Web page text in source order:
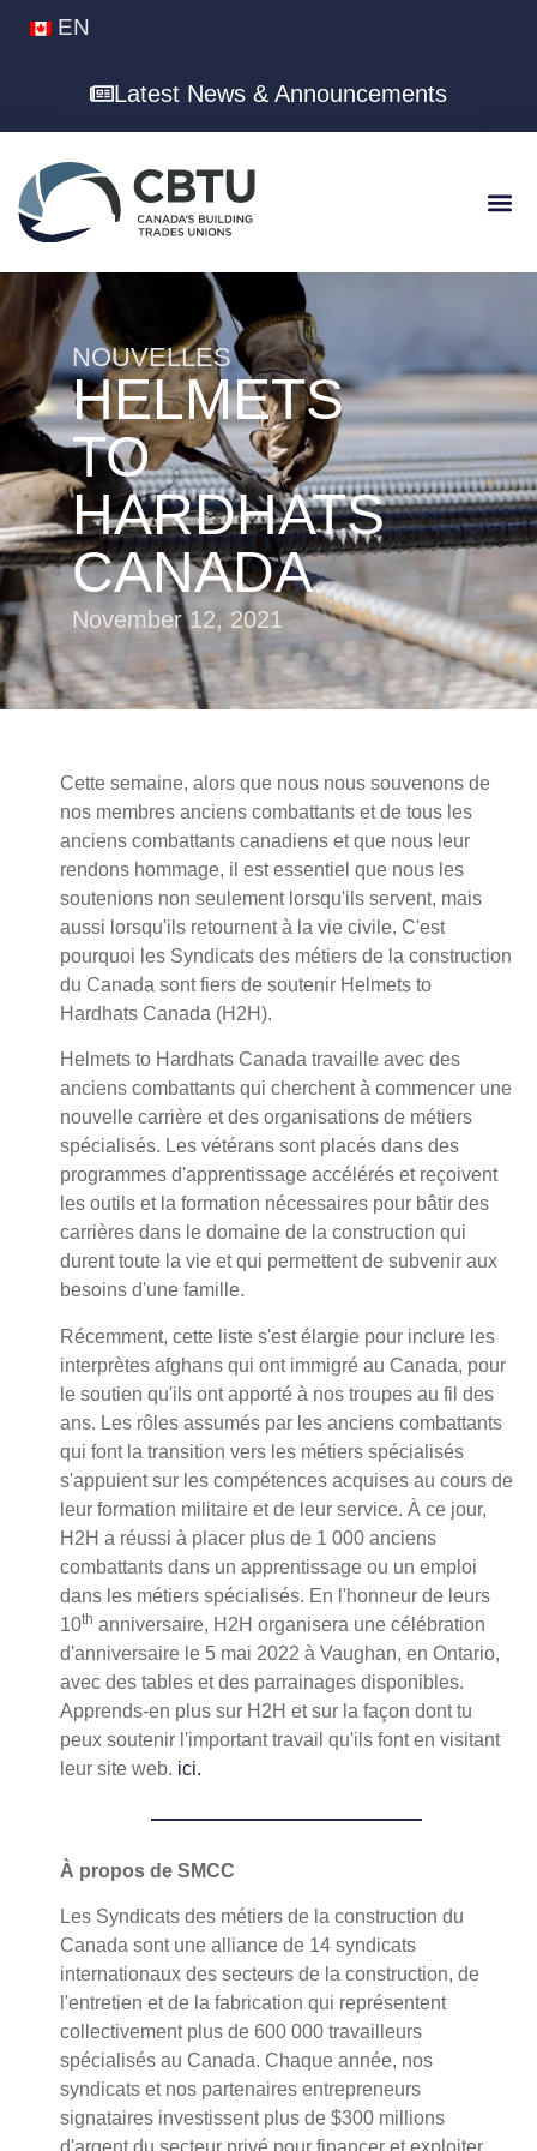
EN
Latest News & Announcements
NOUVELLES
HELMETS
TO
HARDHATS
CANADA
November 12, 2021
Cette semaine, alors que nous nous souvenons de
nos membres anciens combattants et de tous les
anciens combattants canadiens et que nous leur
rendons hommage, il est essentiel que nous les
soutenions non seulement lorsqu'ils servent, mais
aussi lorsqu'ils retournent à la vie civile. C'est
pourquoi les Syndicats des métiers de la construction
du Canada sont fiers de soutenir Helmets to
Hardhats Canada (H2H).
Helmets to Hardhats Canada travaille avec des
anciens combattants qui cherchent à commencer une
nouvelle carrière et des organisations de métiers
spécialisés. Les vétérans sont placés dans des
programmes d'apprentissage accélérés et reçoivent
les outils et la formation nécessaires pour bâtir des
carrières dans le domaine de la construction qui
durent toute la vie et qui permettent de subvenir aux
besoins d'une famille.
Récemment, cette liste s'est élargie pour inclure les
interprètes afghans qui ont immigré au Canada, pour
le soutien qu'ils ont apporté à nos troupes au fil des
ans. Les rôles assumés par les anciens combattants
qui font la transition vers les métiers spécialisés
s'appuient sur les compétences acquises au cours de
leur formation militaire et de leur service. À ce jour,
H2H a réussi à placer plus de 1 000 anciens
combattants dans un apprentissage ou un emploi
dans les métiers spécialisés. En l'honneur de leurs
10th anniversaire, H2H organisera une célébration
d'anniversaire le 5 mai 2022 à Vaughan, en Ontario,
avec des tables et des parrainages disponibles.
Apprends-en plus sur H2H et sur la façon dont tu
peux soutenir l'important travail qu'ils font en visitant
leur site web. ici.
À propos de SMCC
Les Syndicats des métiers de la construction du
Canada sont une alliance de 14 syndicats
internationaux des secteurs de la construction, de
l'entretien et de la fabrication qui représentent
collectivement plus de 600 000 travailleurs
spécialisés au Canada. Chaque année, nos
syndicats et nos partenaires entrepreneurs
signataires investissent plus de $300 millions
d'argent du secteur privé pour financer et exploiter